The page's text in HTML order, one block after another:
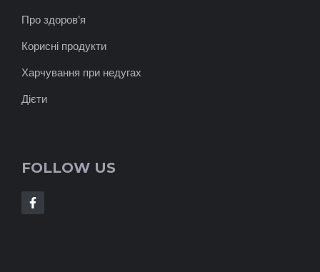
Про здоров'я
Корисні продукти
Харчування при недугах
Дієти
FOLLOW US